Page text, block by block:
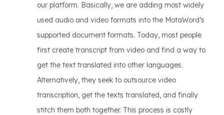
our platform. Basically, we are adding most widely
used audio and video formats into the MotaWord’s
supported document formats. Today, most people
first create transcript from video and find a way to
get the text translated into other languages.
Alternatively, they seek to outsource video
transcription, get the texts translated, and finally
stitch them both together. This process is costly